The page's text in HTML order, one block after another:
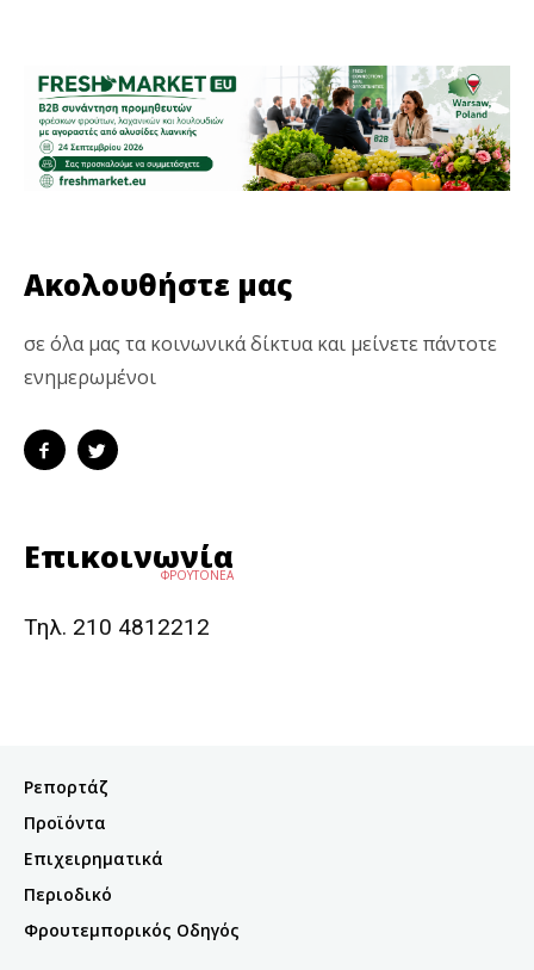
Ακολουθήστε μας
σε όλα μας τα κοινωνικά δίκτυα και μείνετε πάντοτε
ενημερωμένοι
Επικοινωνία
ΦΡΟΥΤΟΝΕΑ
Τηλ. 210 4812212
Ρεπορτάζ
Προϊόντα
Επιχειρηματικά
Περιοδικό
Φρουτεμπορικός Οδηγός